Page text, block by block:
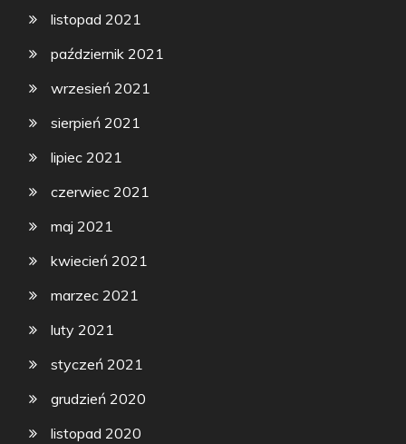
listopad 2021
październik 2021
wrzesień 2021
sierpień 2021
lipiec 2021
czerwiec 2021
maj 2021
kwiecień 2021
marzec 2021
luty 2021
styczeń 2021
grudzień 2020
listopad 2020